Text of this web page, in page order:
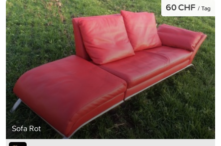
Sofa Rot
60 CHF / Tag